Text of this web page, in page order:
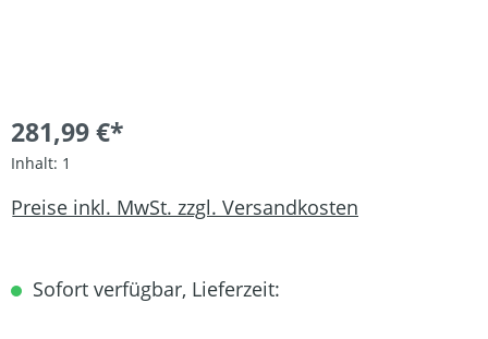
281,99 €*
Inhalt: 1
Preise inkl. MwSt. zzgl. Versandkosten
Sofort verfügbar, Lieferzeit: